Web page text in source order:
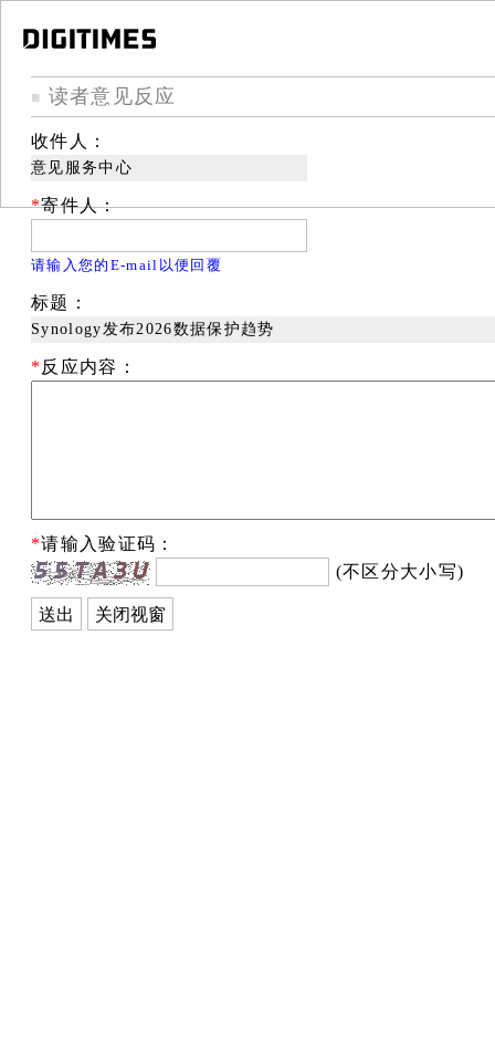
■ 读者意见反应
收件人：
意见服务中心
*寄件人：
请输入您的E-mail以便回覆
标题：
Synology发布2026数据保护趋势
* 反应内容：
*请输入验证码：
(不区分大小写)